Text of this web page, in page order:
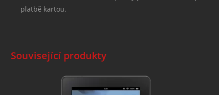
platbě kartou.
Související produkty